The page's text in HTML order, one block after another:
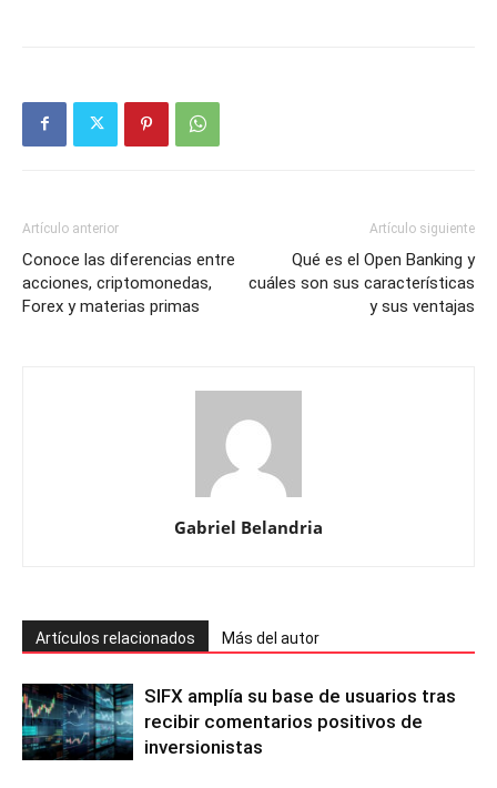
Artículo anterior
Conoce las diferencias entre
acciones, criptomonedas,
Forex y materias primas
Artículo siguiente
Qué es el Open Banking y
cuáles son sus características
y sus ventajas
Gabriel Belandria
Artículos relacionados Más del autor
SIFX amplía su base de usuarios tras
recibir comentarios positivos de
inversionistas